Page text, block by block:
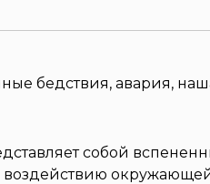
бедствия, авария,
собой
воздействию